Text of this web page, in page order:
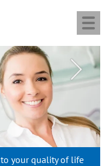
社
ー
your quality of life
ク」公開
テクノロジーブッ